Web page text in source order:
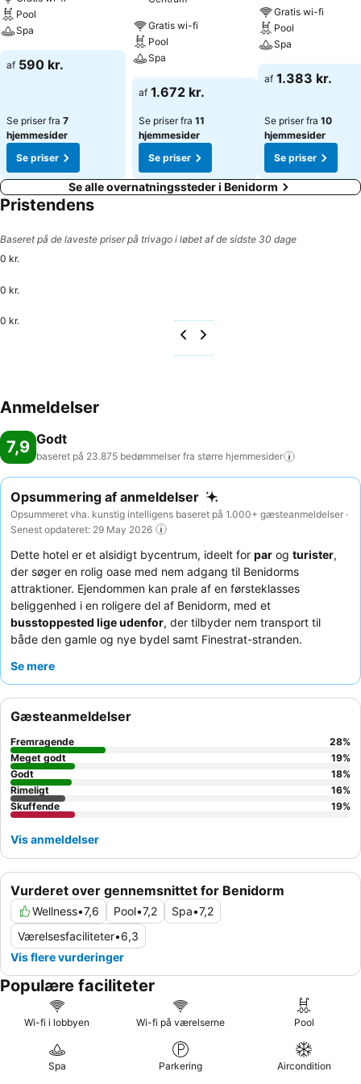
denne type grupper should opføre sig ordentligt og overholde den
normale adfærdskodeks i enhver offentlig institution.
Pool
Spa
af 590 kr.
Se priser fra 7
hjemmesider
Se priser
Gratis wi-fi
Pool
Spa
af 1.672 kr.
Se priser fra 11
hjemmesider
Se priser
Gratis wi-fi
Pool
Spa
af 1.383 kr.
Se priser fra 10
hjemmesider
Se priser
Se alle overnatningssteder i Benidorm
Pristendens
Baseret på de laveste priser på trivago i løbet af de sidste 30 dage
0 kr.
0 kr.
0 kr.
Anmeldelser
7,9 Godt
baseret på 23.875 bedømmelser fra større hjemmesider
Opsummering af anmeldelser
Opsummeret vha. kunstig intelligens baseret på 1.000+ gæsteanmeldelser ·
Senest opdateret: 29 May 2026
Dette hotel er et alsidigt bycentrum, ideelt for par og turister,
der søger en rolig oase med nem adgang til Benidorms
attraktioner. Ejendommen kan prale af en førsteklasses
beliggenhed i en roligere del af Benidorm, med et
busstoppested lige udenfor, der tilbyder nem transport til
både den gamle og nye bydel samt Finestrat-stranden.
19. etage, som byder på en fantastisk udsigt over Middelhavet.
morgenmadsbuffet. For en forbedret oplevelse kan du overveje
at besøgeSkybar
for en betagende panoramaudsigt, men vær
opmærksom på potentielle adgangsgebyrer og begrænset
kapacitet.
Se mere
Vurderet over gennemsnittet for Benidorm
Wellness•7,6 Pool•7,2 Spa•7,2
Værelsesfaciliteter•6,3
Vis flere vurderinger
Gæsteanmeldelser
Fremragende 28%
Meget godt
19%
Godt
18%
Rimeligt
16%
Skuffende
19%
Vis anmeldelser
Populære faciliteter
Wi-fi i lobbyen Wi-fi på værelserne Pool
Spa Parkering Aircondition